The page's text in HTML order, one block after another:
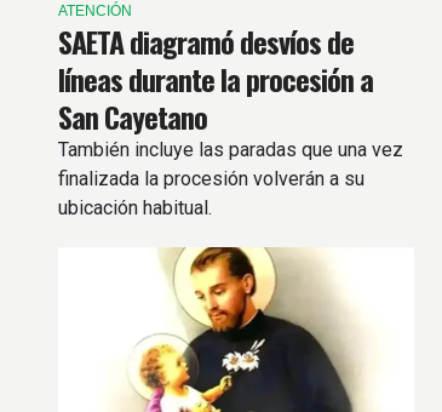
ATENCIÓN
SAETA diagramó desvíos de
líneas durante la procesión a
San Cayetano
También incluye las paradas que una vez
finalizada la procesión volverán a su
ubicación habitual.